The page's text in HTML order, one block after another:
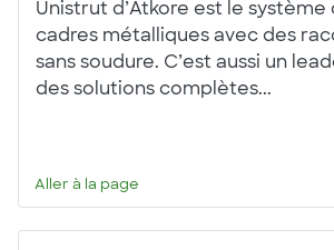
Unistrut d’Atkore est le système
cadres métalliques avec des
sans soudure. C’est aussi un
des solutions complètes...
Aller à la page